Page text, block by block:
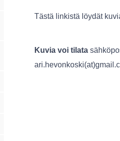
Tästä linkistä löydät
Kuvia voi tilata